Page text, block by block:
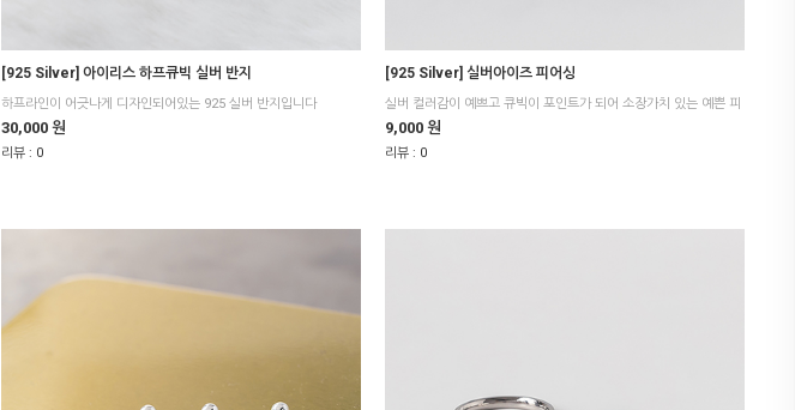
[925 Silver] 아이리스 하프큐빅 실버 반지
하프라인이 어긋나게 디자인되어있는 925 실버 반지입니다
30,000 원
리뷰 : 0
[925 Silver] 실버아이즈 피어싱
9,000 원
리뷰 : 0